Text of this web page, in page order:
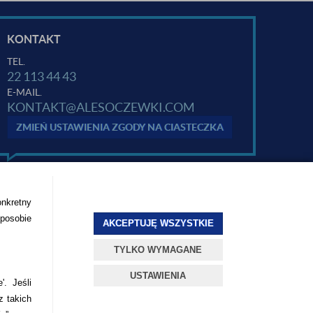
Jeśli
takich
AKCEPTUJĘ WSZYSTKIE
TYLKO WYMAGANE
USTAWIENIA
KONTAKT
TEL.
22 113 44 43
E-MAIL.
KONTAKT@ALESOCZEWKI.COM
ZMIEŃ USTAWIENIA ZGODY NA CIASTECZKA